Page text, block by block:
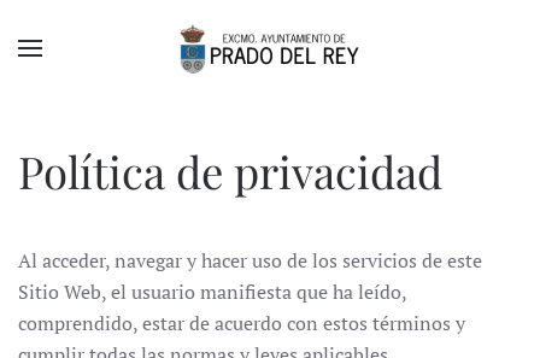
Skip to main content
Política de privacidad
Al acceder, navegar y hacer uso de los servicios de este
Sitio Web, el usuario manifiesta que ha leído,
comprendido, estar de acuerdo con estos términos y